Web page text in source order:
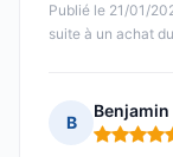
Publié le 21/01/
suite à un achat
B
Benjamin
Note : 5